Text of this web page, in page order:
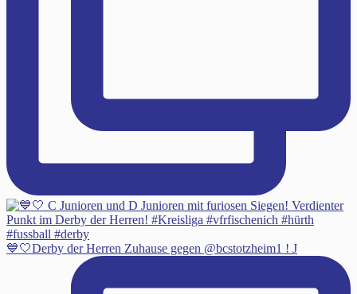
💙🤍Derby der Herren Zuhause gegen @bcstotzheim1 ! J